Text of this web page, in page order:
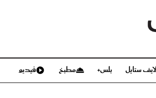
ستايل بلس+ مطبخ فيديو